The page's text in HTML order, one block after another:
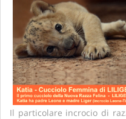
Il particolare incrocio di